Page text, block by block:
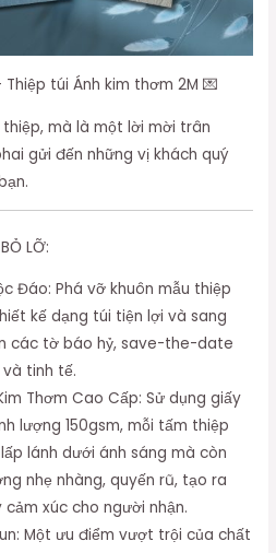
túi Ánh kim thơm 2M 💌
mà là một lời mời trân
gửi đến những vị khách quý
LỠ:
Đáo: Phá vỡ khuôn mẫu thiệp
kế dạng túi tiện lợi và sang
các tờ báo hỷ, save-the-date
tinh tế.
Thơm Cao Cấp: Sử dụng giấy
lượng 150gsm, mỗi tấm thiệp
lánh dưới ánh sáng mà còn
nhẹ nhàng, quyến rũ, tạo ra
xúc cho người nhận.
Một ưu điểm vượt trội của chất